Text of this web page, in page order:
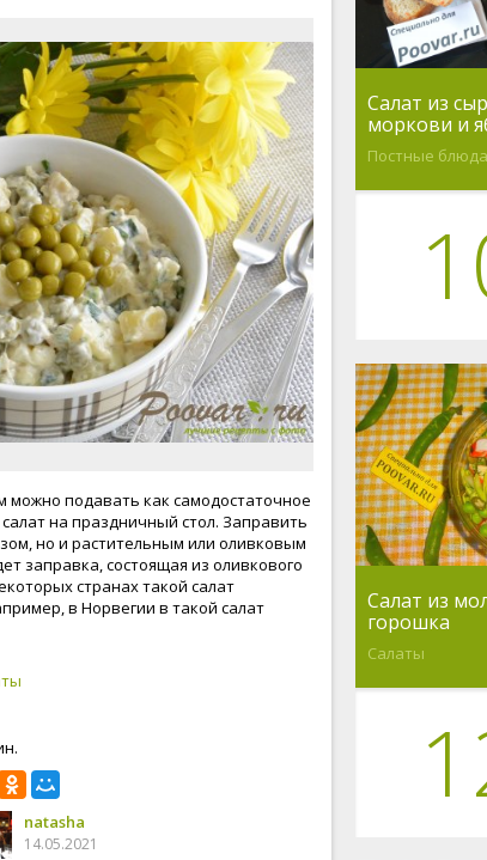
можно подавать как самодостаточное
на праздничный стол. Заправить
но и растительным или оливковым
заправка, состоящая из оливкового
странах такой салат
в Норвегии в такой салат
яблоко, и вы получаете «Салат
соленные корнишоны, то вы
с селедкой». Как видите
вы получаете совершенно разные
на кухни, готовьте с любовью и вас
natasha
14.05.2021
Салат из
моркови и
Постные блюда
Салат из
горошка
Салаты